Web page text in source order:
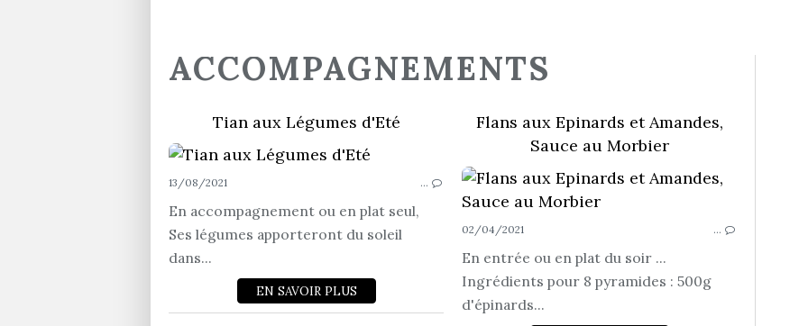
ACCOMPAGNEMENTS
Tian aux Légumes d'Eté
13/08/2021 …
En accompagnement ou en plat seul,
Ses légumes apporteront du soleil
dans...
EN SAVOIR PLUS
Flans aux Epinards et Amandes,
Sauce au Morbier
02/04/2021 …
En entrée ou en plat du soir ...
Ingrédients pour 8 pyramides : 500g
d'épinards...